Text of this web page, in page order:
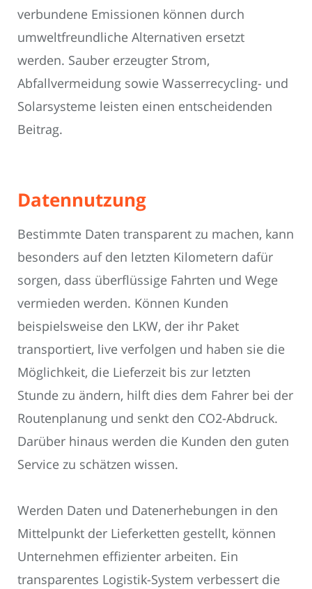
verbundene Emissionen können durch
umweltfreundliche Alternativen ersetzt
werden. Sauber erzeugter Strom,
Abfallvermeidung sowie Wasserrecycling- und
Solarsysteme leisten einen entscheidenden
Beitrag.
Datennutzung
Bestimmte Daten transparent zu machen, kann
besonders auf den letzten Kilometern dafür
sorgen, dass überflüssige Fahrten und Wege
vermieden werden. Können Kunden
beispielsweise den LKW, der ihr Paket
transportiert, live verfolgen und haben sie die
Möglichkeit, die Lieferzeit bis zur letzten
Stunde zu ändern, hilft dies dem Fahrer bei der
Routenplanung und senkt den CO2-Abdruck.
Darüber hinaus werden die Kunden den guten
Service zu schätzen wissen.
Werden Daten und Datenerhebungen in den
Mittelpunkt der Lieferketten gestellt, können
Unternehmen effizienter arbeiten. Ein
transparentes Logistik-System verbessert die